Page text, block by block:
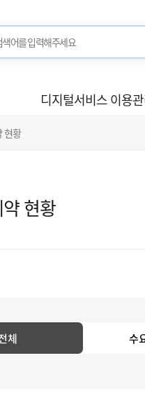
색어를 입력해주세요
디지털서비스 이용
현황
현황
체 수